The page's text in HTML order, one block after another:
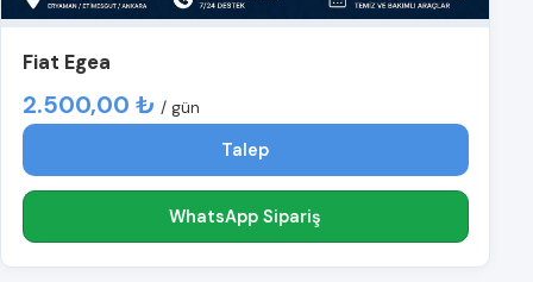
Fiat Egea
2.500,00 ₺ / gün
Talep
WhatsApp Sipariş